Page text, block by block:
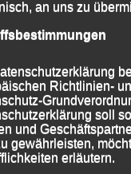
an uns zu
Richtlinien-
soll
und
gewährleisten,
erläutern.